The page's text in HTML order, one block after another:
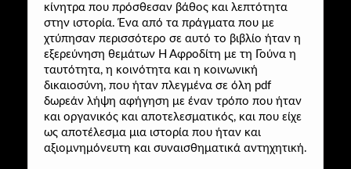
κίνητρα που πρόσθεσαν βάθος και λεπτότητα
στην ιστορία. Ένα από τα πράγματα που με
χτύπησαν περισσότερο σε αυτό το βιβλίο ήταν η
εξερεύνηση θεμάτων Η Αφροδίτη με τη Γούνα η
ταυτότητα, η κοινότητα και η κοινωνική
δικαιοσύνη, που ήταν πλεγμένα σε όλη pdf
δωρεάν λήψη αφήγηση με έναν τρόπο που ήταν
και οργανικός και αποτελεσματικός, και που είχε
ως αποτέλεσμα μια ιστορία που ήταν και
αξιομνημόνευτη και συναισθηματικά αντηχητική.